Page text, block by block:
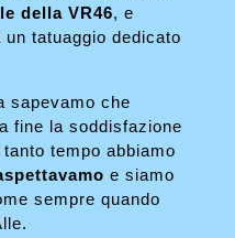
della VR46, e
tatuaggio dedicato
sapevamo che
fine la soddisfazione
tempo abbiamo
e siamo
sempre quando